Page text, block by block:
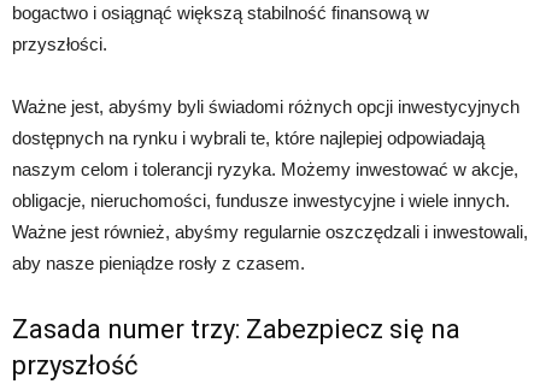
bogactwo i osiągnąć większą stabilność finansową w
przyszłości.
Ważne jest, abyśmy byli świadomi różnych opcji inwestycyjnych
dostępnych na rynku i wybrali te, które najlepiej odpowiadają
naszym celom i tolerancji ryzyka. Możemy inwestować w akcje,
obligacje, nieruchomości, fundusze inwestycyjne i wiele innych.
Ważne jest również, abyśmy regularnie oszczędzali i inwestowali,
aby nasze pieniądze rosły z czasem.
Zasada numer trzy: Zabezpiecz się na
przyszłość